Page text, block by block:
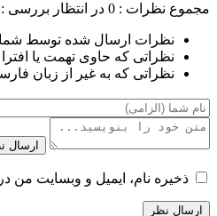
مجموع نظرات : 0 در انتظار بررسی : 0
نظرات ارسال شده توسط
نظراتی که حاوی تهمت یا
نظراتی که به غیر از زبان
ارسال
ذخیره نام، ایمیل و وبسایت من